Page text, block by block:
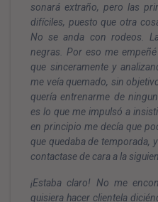
sonará extraño, pero las
difíciles, puesto que otra
No se anda con rodeos.
negras. Por eso me
que sinceramente y
me veía quemado, sin
quería entrenarme de
es lo que me impulsó a
en principio me decía que
que quedaba de temporada,
contactase de cara a la
¡Estaba claro! No me
quisiera hacer clientela